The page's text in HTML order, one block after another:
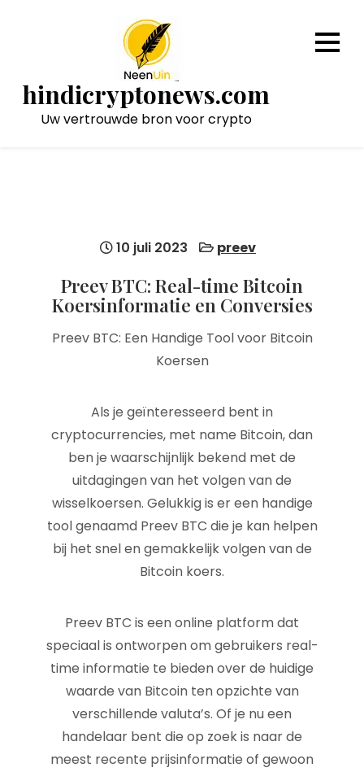
hindicryptonews.com
Uw vertrouwde bron voor crypto
10 juli 2023 preev
Preev BTC: Real-time Bitcoin
Koersinformatie en Conversies
Preev BTC: Een Handige Tool voor Bitcoin
Koersen
Als je geïnteresseerd bent in
cryptocurrencies, met name Bitcoin, dan
ben je waarschijnlijk bekend met de
uitdagingen van het volgen van de
wisselkoersen. Gelukkig is er een handige
tool genaamd Preev BTC die je kan helpen
bij het snel en gemakkelijk volgen van de
Bitcoin koers.
Preev BTC is een online platform dat
speciaal is ontworpen om gebruikers real-
time informatie te bieden over de huidige
waarde van Bitcoin ten opzichte van
verschillende valuta’s. Of je nu een
handelaar bent die op zoek is naar de
meest recente prijsinformatie of gewoon